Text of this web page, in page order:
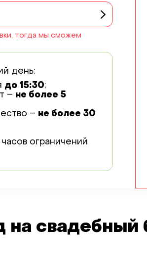
тогда мы сможем
день:
до 15:30;
– не более 5
– не более 30
часов ограничений
свадебный